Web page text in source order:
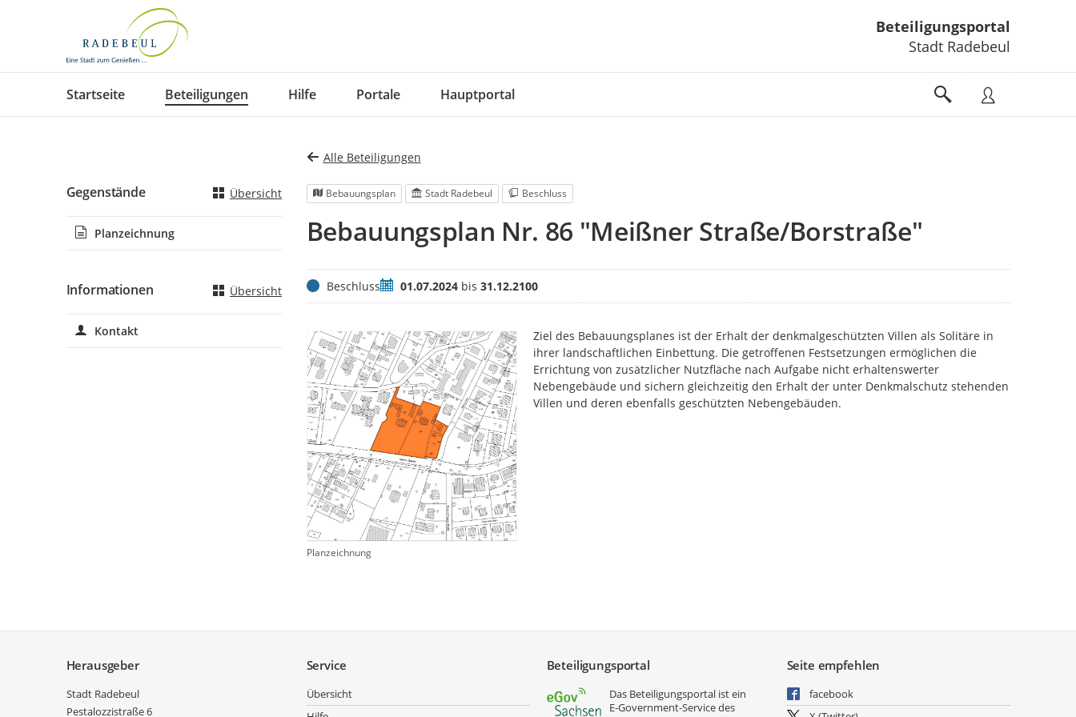
Beteiligungsportal
Stadt Radebeul
Startseite Beteiligungen Hilfe Portale Hauptportal
Alle Beteiligungen
Bebauungsplan Stadt Radebeul Beschluss
Bebauungsplan Nr. 86 "Meißner Straße/Borstraße"
StatusBeschlussZeitraum
01.07.2024bis 31.12.2100
Planzeichnung
Ziel des Bebauungsplanes ist der Erhalt der denkmalgeschützten Villen als Solitäre in
ihrer landschaftlichen Einbettung. Die getroffenen Festsetzungen ermöglichen die
Errichtung von zusätzlicher Nutzfläche nach Aufgabe nicht erhaltenswerter
Nebengebäude und sichern gleichzeitig den Erhalt der unter Denkmalschutz stehenden
Villen und deren ebenfalls geschützten Nebengebäuden.
Gegenstände Übersicht
Planzeichnung
Informationen Übersicht
Kontakt
Herausgeber
Stadt Radebeul
Pestalozzistraße 6
Service
Übersicht
Beteiligungsportal
Das Beteiligungsportal ist ein
E‑Government-Service des
Seite empfehlen
facebook